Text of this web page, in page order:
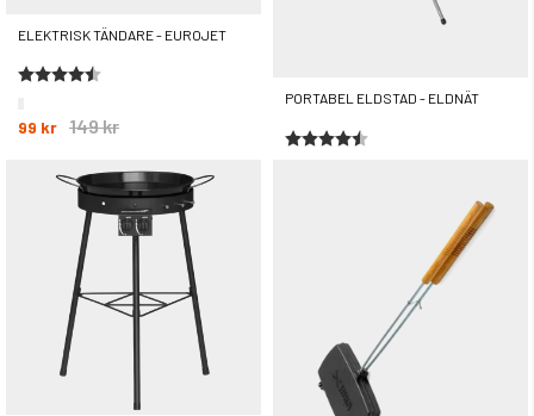
ELEKTRISK TÄNDARE - EUROJET
99 kr 149 kr
Betyg:
4.5 utav 5 stjärnor
PORTABEL ELDSTAD - ELDNÄT
Betyg:
4.9 utav 5 stjärnor